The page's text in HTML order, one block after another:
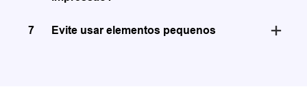
7 Evite usar elementos pequenos